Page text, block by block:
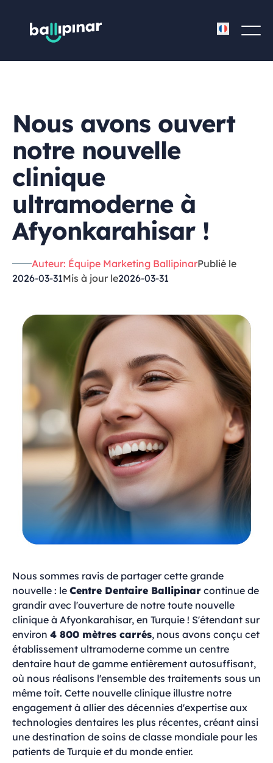
Nous avons ouvert
notre nouvelle
clinique
ultramoderne à
Afyonkarahisar !
Auteur: Équipe Marketing BallipinarPublié le
2026-03-31Mis à jour le2026-03-31
Nous sommes ravis de partager cette grande
nouvelle : le Centre Dentaire Ballipinar continue de
grandir avec l'ouverture de notre toute nouvelle
clinique à Afyonkarahisar, en Turquie ! S'étendant sur
environ 4 800 mètres carrés, nous avons conçu cet
établissement ultramoderne comme un centre
dentaire haut de gamme entièrement autosuffisant,
où nous réalisons l'ensemble des traitements sous un
même toit. Cette nouvelle clinique illustre notre
engagement à allier des décennies d'expertise aux
technologies dentaires les plus récentes, créant ainsi
une destination de soins de classe mondiale pour les
patients de Turquie et du monde entier.